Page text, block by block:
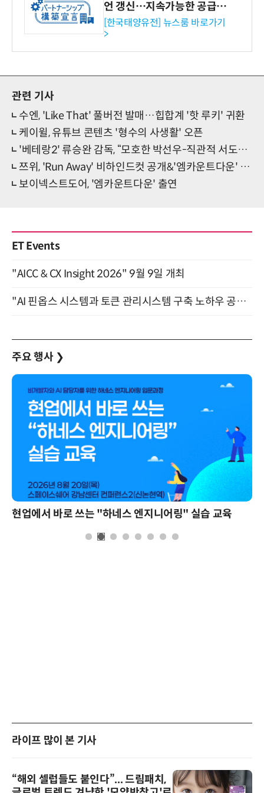
언 갱신…지속가능한 공급망
협력 강화
[한국태양유전] 뉴스룸 바로가기
>
관련 기사
수엔, 'Like That' 풀버전 발매…힙합계 '핫 루키' 귀환
케이윌, 유튜브 콘텐츠 '형수의 사생활' 오픈
'베테랑2' 류승완 감독, “모호한 박선우-직관적 서도철, 사회정의 향한 본질질문”(인터뷰)
쯔위, 'Run Away' 비하인드컷 공개&'엠카운트다운' 출연
보이넥스트도어, '엠카운트다운' 출연
ET Events
"AICC & CX Insight 2026" 9월 9일 개최
"AI 핀옵스 시스템과 토큰 관리시스템 구축 노하우 공개" 잠실 한국광고문화회관 2층 대회의실 (8/21)
주요 행사 ❯
현업에서 바로 쓰는 "하네스 엔지니어링" 실습 교육
라이프 많이 본 기사
“해외 셀럽들도 붙인다”... 드림패치,